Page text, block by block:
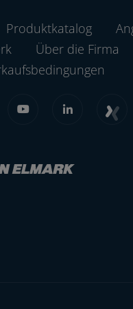
Produktkatalog
Über die Firma